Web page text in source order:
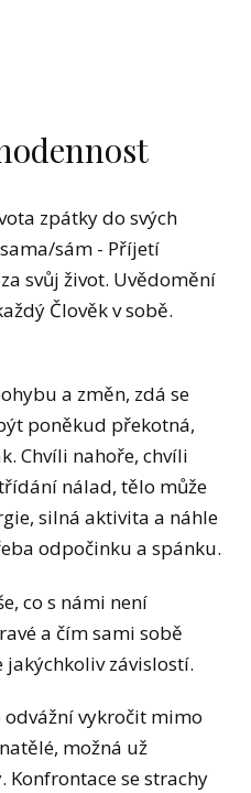
zpátky do svých
sám - Příjetí
svůj život. Uvědomění
Člověk v sobě.
a změn, zdá se
poněkud překotná,
Chvíli nahoře, chvíli
nálad, tělo může
silná aktivita a náhle
odpočinku a spánku.
co s námi není
a čím sami sobě
závislostí.
odvážní vykročit mimo
možná už
se strachy